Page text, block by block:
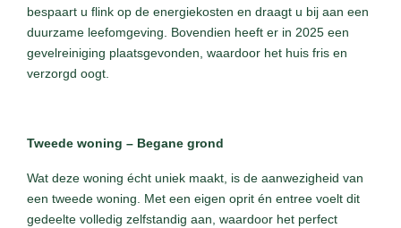
bespaart u flink op de energiekosten en draagt u bij aan een
duurzame leefomgeving. Bovendien heeft er in 2025 een
gevelreiniging plaatsgevonden, waardoor het huis fris en
verzorgd oogt.
Tweede woning – Begane grond
Wat deze woning écht uniek maakt, is de aanwezigheid van
een tweede woning. Met een eigen oprit én entree voelt dit
gedeelte volledig zelfstandig aan, waardoor het perfect